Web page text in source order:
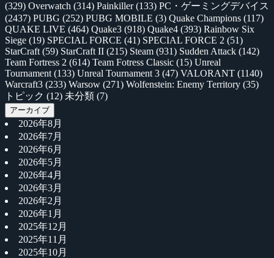
(329) Overwatch (314) Painkiller(133) PC・ゲーミングデバイス
(2437) PUBG (252) PUBG MOBILE (3) Quake Champions (117)
QUAKE LIVE (464) Quake3 (918) Quake4 (393) Rainbow Six
Siege (19) SPECIAL FORCE (41) SPECIAL FORCE 2 (51)
StarCraft (59) StarCraft II (215) Steam (931) Sudden Attack (142)
Team Fortress 2 (614) Team Fotress Classic (15) Unreal
Tournament (133) Unreal Tournament 3 (47) VALORANT (1140)
Warcraft3 (233) Warsow (271) Wolfenstein: Enemy Territory (35)
トピック (12) 未分類 (7)
アーカイブ
2026年8月
2026年7月
2026年6月
2026年5月
2026年4月
2026年3月
2026年2月
2026年1月
2025年12月
2025年11月
2025年10月